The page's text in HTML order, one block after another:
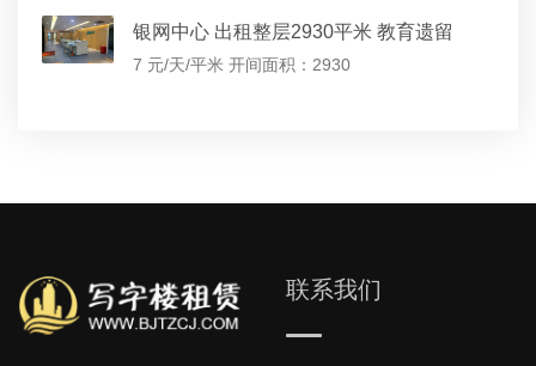
银网中心 出租整层2930平米 教育遗留
7 元/天/平米 开间面积：2930
联系我们